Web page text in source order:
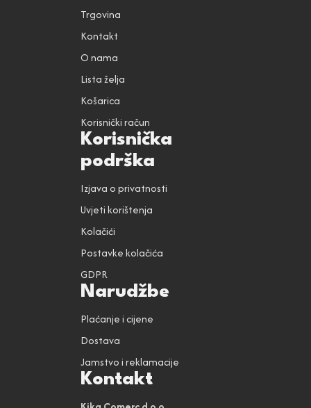
Trgovina
Kontakt
O nama
Lista želja
Košarica
Korisnički račun
Korisnička
podrška
Izjava o privatnosti
Uvjeti korištenja
Kolačići
Postavke kolačića
GDPR
Narudžbe
Plaćanje i cijene
Dostava
Jamstvo i reklamacije
Kontakt